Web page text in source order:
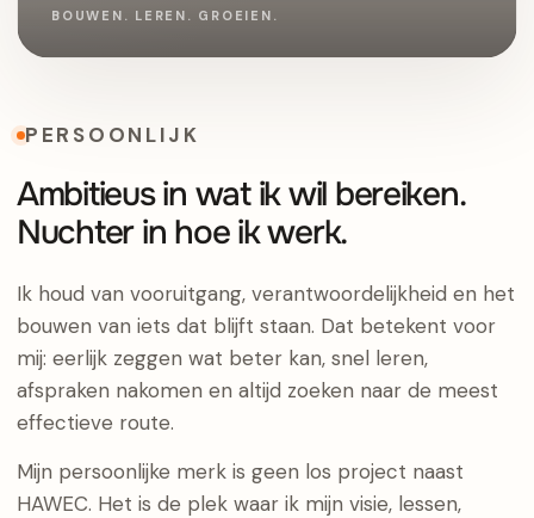
PERSOONLIJK
Ambitieus in wat ik wil bereiken.
Nuchter in hoe ik werk.
Ik houd van vooruitgang, verantwoordelijkheid en het
bouwen van iets dat blijft staan. Dat betekent voor
mij: eerlijk zeggen wat beter kan, snel leren,
afspraken nakomen en altijd zoeken naar de meest
effectieve route.
Mijn persoonlijke merk is geen los project naast
HAWEC. Het is de plek waar ik mijn visie, lessen,